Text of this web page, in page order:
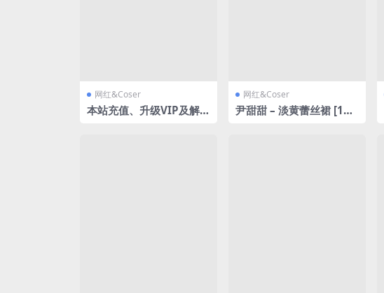
网红&Coser
本站充值、升级VIP及解
网红&Coser
尹甜甜 – 淡黄蕾丝裙 [130